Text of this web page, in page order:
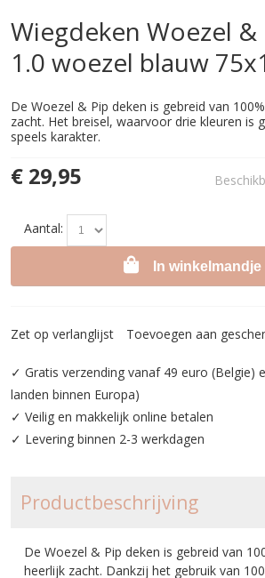
Wiegdeken Woezel &
1.0 woezel blauw
De Woezel & Pip deken is gebreid van
zacht. Het breisel, waarvoor drie kleuren is
speels karakter.
€ 29,95
Aantal:
In winkelmandje
Zet op verlanglijst Toevoegen aan
✓ Gratis verzending vanaf 49 euro (Belgie)
landen binnen Europa)
✓ Veilig en makkelijk online betalen
✓ Levering binnen 2-3 werkdagen
Productbeschrijving
De Woezel & Pip deken is gebreid van
heerlijk zacht. Dankzij het gebruik van